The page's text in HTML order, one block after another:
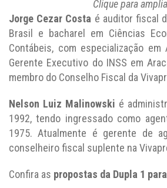
Clique para
Jorge Cezar Costa é auditor fiscal
Brasil e bacharel em Ciências
Contábeis, com especialização em
Gerente Executivo do INSS em
membro do Conselho Fiscal da
Nelson Luiz Malinowski é
1992, tendo ingressado como
1975. Atualmente é gerente de
conselheiro fiscal suplente na
Confira as propostas da Dupla 1